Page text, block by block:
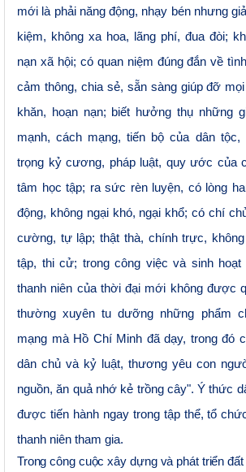
mới là phải năng động, nhạy bén nhưng
kiệm, không xa hoa, lãng phí, đua đòi;
nạn xã hội; có quan niệm đúng đắn về
cảm thông, chia sẻ, sẵn sàng giúp đỡ
khăn, hoạn nạn; biết hưởng thụ những
mạnh, cách mạng, tiến bộ của dân tộc,
trọng kỷ cương, pháp luật, quy ước của
tâm học tập; ra sức rèn luyện, có lòng
động, không ngại khó, ngại khổ; có chí
cường, tự lập; thật thà, chính trực,
tập, thi cử; trong công việc và sinh hoạt
thanh niên của thời đại mới không được
thường xuyên tu dưỡng những phẩm
mạng mà Hồ Chí Minh đã dạy, trong đó
dân chủ và kỷ luật, thương yêu con
nguồn, ăn quả nhớ kẻ trồng cây". Ý thức
được tiến hành ngay trong tập thể, tổ
thanh niên tham gia.
Trong công cuộc xây dựng và phát triển